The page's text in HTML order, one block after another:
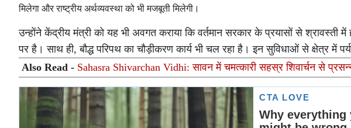
मिलेगा और राष्ट्रीय अर्थव्यवस्था को भी मजबूती मिलेगी।
उन्होंने केंद्रीय मंत्री को यह भी अवगत कराया कि वर्तमान सरकार के प्रयासों से श्रावस्ती
पर है। साथ ही, बौद्ध परिपथ का चौड़ीकरण कार्य भी चल रहा है। इन सुविधाओं से क्षेत्र में
Also Read - Sahasra Shivarchan Vidhi: सावन में चमत्कारी सहस्र शिवार्चन से